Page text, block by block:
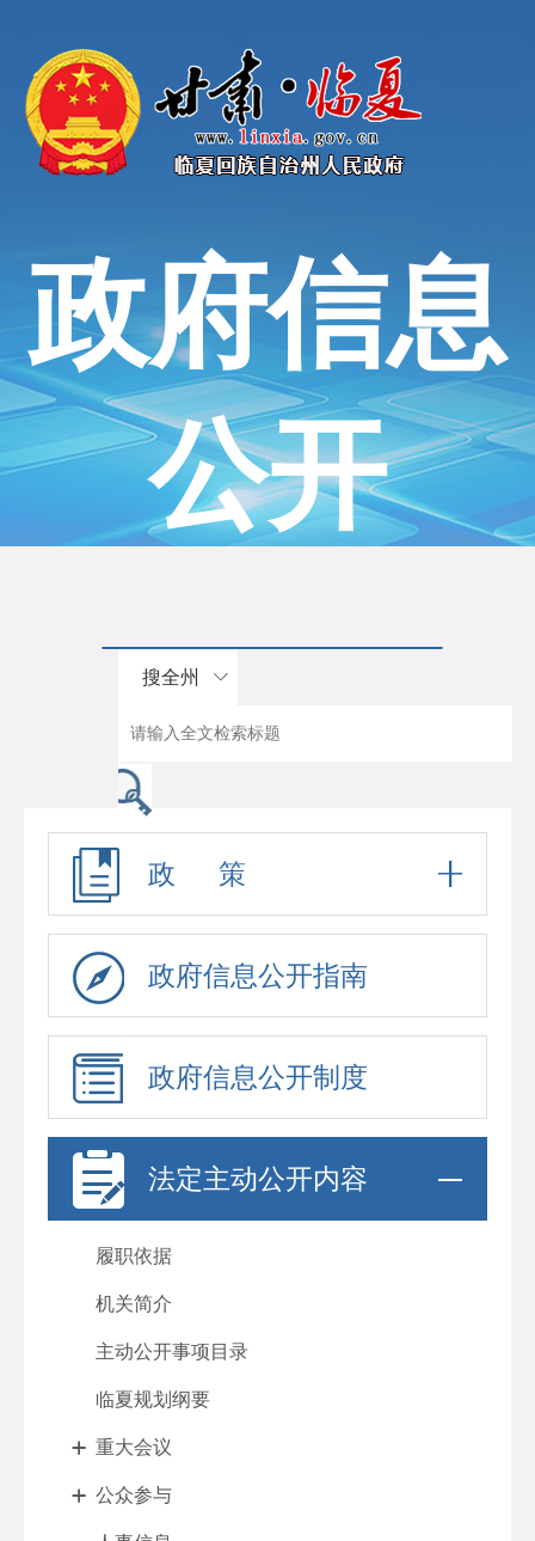
政府信息
公开
搜全州
政 策
政府信息公开指南
政府信息公开制度
法定主动公开内容
履职依据
机关简介
主动公开事项目录
临夏规划纲要
重大会议
公众参与